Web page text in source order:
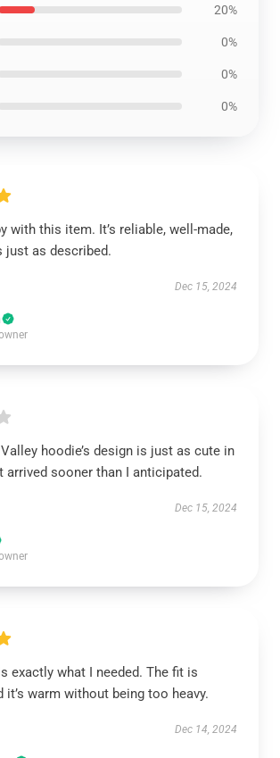
20%
0%
0%
0%
with this item. It’s reliable, well-made,
just as described.
Dec 15, 2024
hoodie’s design is just as cute in
arrived sooner than I anticipated.
Dec 15, 2024
exactly what I needed. The fit is
it’s warm without being too heavy.
Dec 14, 2024